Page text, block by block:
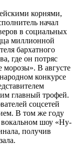
корнями,
начал
в социальных
миллионной
бархатного
где он потряс
морозы». В августе
конкурсе
главный трофей.
соцсетей
В том же году
вокальном шоу «Ну-
получив